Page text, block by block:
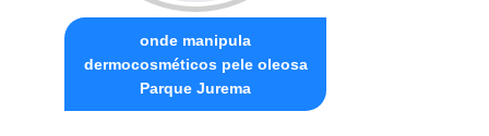
onde manipula
dermocosméticos pele oleosa
Parque Jurema